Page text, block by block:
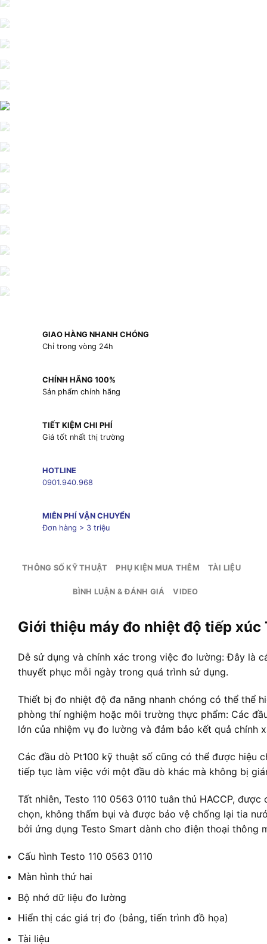
GIAO HÀNG NHANH CHÓNG
Chỉ trong vòng 24h
CHÍNH HÃNG 100%
Sản phẩm chính hãng
TIẾT KIỆM CHI PHÍ
Giá tốt nhất thị trường
HOTLINE
0901.940.968
MIỄN PHÍ VẬN CHUYỂN
Đơn hàng > 3 triệu
THÔNG SỐ KỸ THUẬT PHỤ KIỆN MUA THÊM TÀI LIỆU
BÌNH LUẬN & ĐÁNH GIÁ VIDEO
Giới thiệu máy đo nhiệt độ tiếp xúc
Dễ sử dụng và chính xác trong việc đo lường: Đây là
thuyết phục mỗi ngày trong quá trình sử dụng.
Thiết bị đo nhiệt độ đa năng nhanh chóng có thể thể
phòng thí nghiệm hoặc môi trường thực phẩm: Các
lớn của nhiệm vụ đo lường và đảm bảo kết quả chính
Các đầu dò Pt100 kỹ thuật số cũng có thể được hiệu
tiếp tục làm việc với một đầu dò khác mà không bị
Tất nhiên, Testo 110 0563 0110 tuân thủ HACCP,
chọn, không thấm bụi và được bảo vệ chống lại tia
bởi ứng dụng Testo Smart dành cho điện thoại thông
Cấu hình Testo 110 0563 0110
Màn hình thứ hai
Bộ nhớ dữ liệu đo lường
Hiển thị các giá trị đo (bảng, tiến trình đồ họa)
Tài liệu